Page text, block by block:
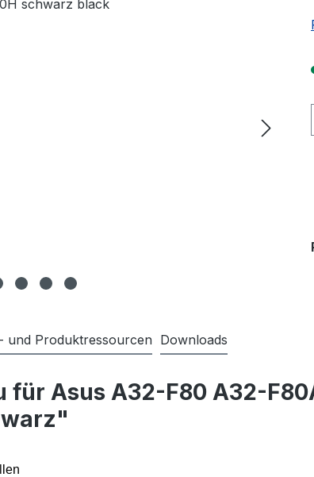
und Produktressourcen Downloads
Asus A32-F80 A32-